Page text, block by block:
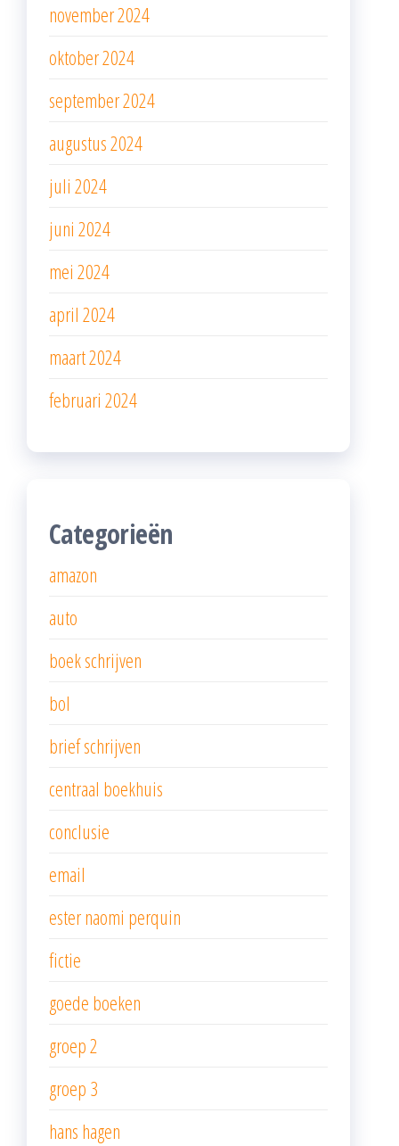
november 2024
oktober 2024
september 2024
augustus 2024
juli 2024
juni 2024
mei 2024
april 2024
maart 2024
februari 2024
Categorieën
amazon
auto
boek schrijven
bol
brief schrijven
centraal boekhuis
conclusie
email
ester naomi perquin
fictie
goede boeken
groep 2
groep 3
hans hagen